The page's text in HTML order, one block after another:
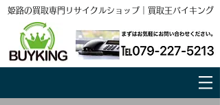
姫路の買取専門リサイクルショップ｜買取王バイキング